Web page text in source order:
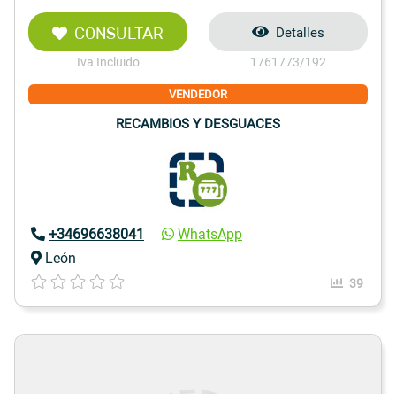
CONSULTAR
Iva Incluido
Detalles
1761773/192
VENDEDOR
RECAMBIOS Y DESGUACES
+34696638041
WhatsApp
León
39